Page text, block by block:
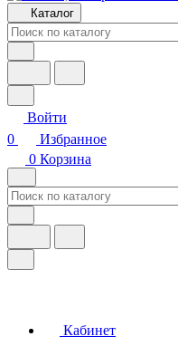
Каталог
Войти
0
Избранное
0 Корзина
Кабинет